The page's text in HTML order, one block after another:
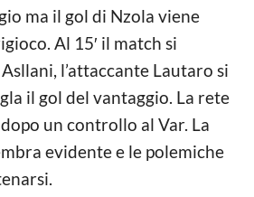
ma il gol di Nzola viene
Al 15′ il match si
l’attaccante Lautaro si
il gol del vantaggio. La rete
un controllo al Var. La
evidente e le polemiche